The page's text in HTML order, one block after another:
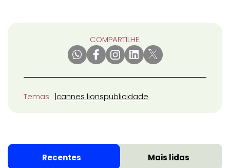
COMPARTILHE:
Temas cannes lionspublicidade
Recentes Mais lidas